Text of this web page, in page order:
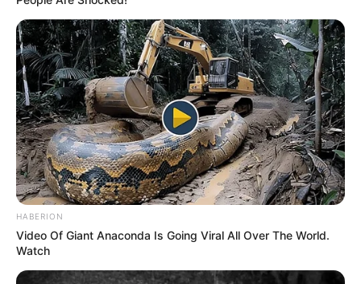
HABERION
Video Of Giant Anaconda Is Going Viral All Over The World.
Watch